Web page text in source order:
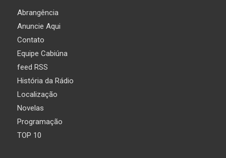
Abrangência
Anuncie Aqui
Contato
Equipe Cabiúna
feed RSS
História da Rádio
Localização
Novelas
Programação
TOP 10